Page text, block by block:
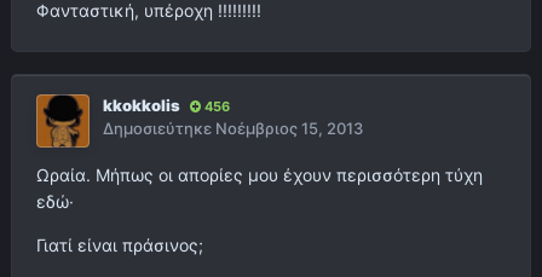
Φανταστική, υπέροχη !!!!!!!!!
kkokkolis 456
Δημοσιεύτηκε Νοέμβριος 15, 2013
Ωραία. Μήπως οι απορίες μου έχουν περισσότερη τύχη
εδώ·
Γιατί είναι πράσινος;